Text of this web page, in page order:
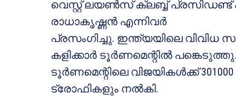
വെസ്റ്റ് ലയണ്‍സ് ക്ലബ്ബ് പ്രസിഡണ്ട്
രാധാകൃഷ്ണന്‍ എന്നിവര്‍
പ്രസംഗിച്ചു. ഇന്ത്യയിലെ വിവിധ
കളിക്കാര്‍ ടൂര്‍ണമെന്റില്‍
ടൂര്‍ണമെന്റിലെ വിജയികള്‍ക്ക്
ട്രോഫികളും നല്‍കി.